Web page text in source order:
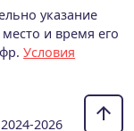
указание
и время его
Условия
2026